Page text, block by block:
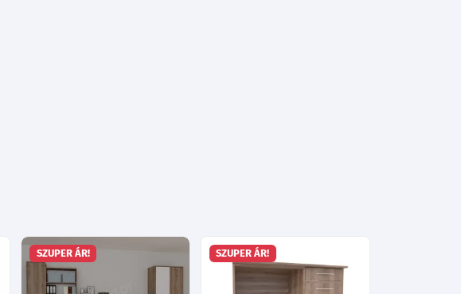
SZUPER ÁR! SZUPER ÁR!